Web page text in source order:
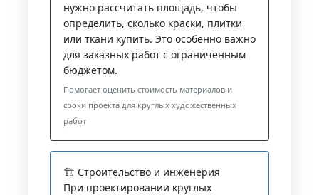
нужно рассчитать площадь, чтобы
определить, сколько краски, плитки
или ткани купить. Это особенно важно
для заказных работ с ограниченным
бюджетом.
Помогает оценить стоимость материалов и
сроки проекта для круглых художественных
работ
🏗️ Строительство и инженерия
При проектировании круглых